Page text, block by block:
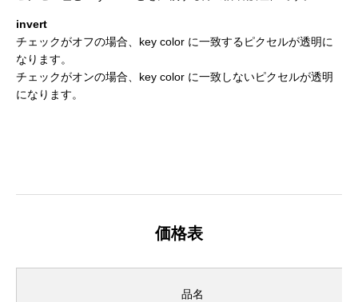
invert
チェックがオフの場合、key color に一致するピクセルが透明に
なります。
チェックがオンの場合、key color に一致しないピクセルが透明
になります。
価格表
品名